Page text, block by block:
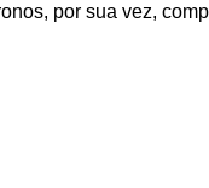
por sua vez,